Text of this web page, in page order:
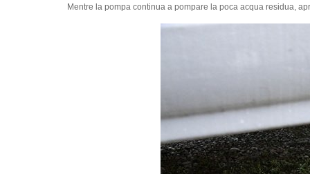
Mentre la pompa continua a pompare la poca acqua residua,